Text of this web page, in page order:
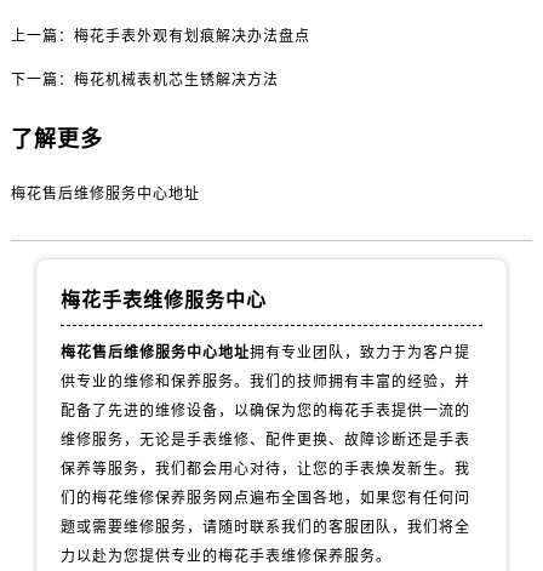
内蒙古自治区锡林郭勒盟市锡林浩特市光明街与额尔敦路交叉口售后服务中心（需提前预约）
上一篇： 梅花手表外观有划痕解决办法盘点
下一篇： 梅花机械表机芯生锈解决方法
了解更多
梅花售后维修服务中心地址
梅花手表维修服务中心
梅花售后维修服务中心地址拥有专业团队，致力于为客户提
供专业的维修和保养服务。我们的技师拥有丰富的经验，并
配备了先进的维修设备，以确保为您的梅花手表提供一流的
维修服务，无论是手表维修、配件更换、故障诊断还是手表
保养等服务，我们都会用心对待，让您的手表焕发新生。我
们的梅花维修保养服务网点遍布全国各地，如果您有任何问
题或需要维修服务，请随时联系我们的客服团队，我们将全
力以赴为您提供专业的梅花手表维修保养服务。